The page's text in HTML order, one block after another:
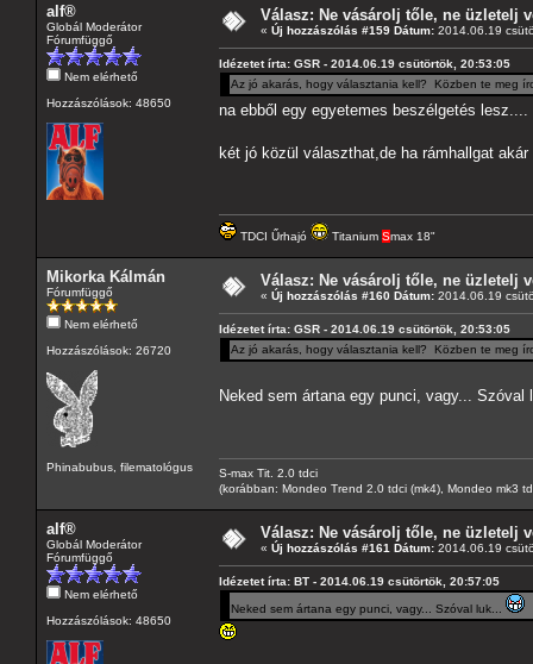
alf®
Globál Moderátor
Fórumfüggő
Nem elérhető
Hozzászólások: 48650
Válasz: Ne vásárolj tőle, ne üzletelj
« Új hozzászólás #159 Dátum: 2014.06.19
Idézetet írta: GSR - 2014.06.19 csütörtök, 20:53:05
Az jó akarás, hogy választania kell? Közben te meg
na ebből egy egyetemes beszélgetés lesz....
két jó közül választhat,de ha rámhallgat
TDCI Űrhajó Titanium Smax 18"
Mikorka Kálmán
Fórumfüggő
Nem elérhető
Hozzászólások: 26720
Phinabubus, filematológus
Válasz: Ne vásárolj tőle, ne üzletelj
« Új hozzászólás #160 Dátum: 2014.06.19
Idézetet írta: GSR - 2014.06.19 csütörtök, 20:53:05
Az jó akarás, hogy választania kell? Közben te meg
Neked sem ártana egy punci, vagy...
S-max Tit. 2.0 tdci
(korábban: Mondeo Trend 2.0 tdci (mk4), Mondeo mk3
alf®
Globál Moderátor
Fórumfüggő
Nem elérhető
Hozzászólások: 48650
Válasz: Ne vásárolj tőle, ne üzletelj
« Új hozzászólás #161 Dátum: 2014.06.19
Idézetet írta: BT - 2014.06.19 csütörtök, 20:57:05
Neked sem ártana egy punci, vagy... Szóval luk...